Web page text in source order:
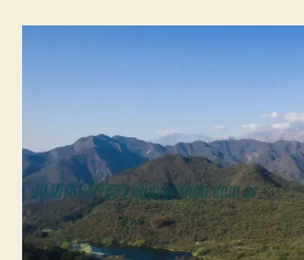
entrada
entrada